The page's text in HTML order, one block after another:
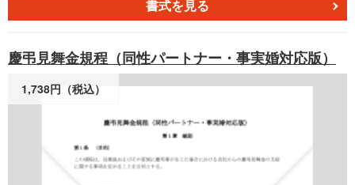
い観点から介護サービス利用補助制度の実施をサポートす
る内容となっています。 特筆すべきは、制度の目的や基本
た、補助金の支給対象となる介護サービスを具体的に列挙
し、支給額や期間、併給の制限などを明確に規定していま
す。 申請手続きについては、事前相談から申請、変更、支
給に至るまでの流れを定め、従業員が利用しやすい制度設
の禁止や報告義務、守秘義務を明記し、制度の適正な運用
書式を見る
慶弔見舞金規程（同性パートナー・事実婚対応版）
1,738円（税込）